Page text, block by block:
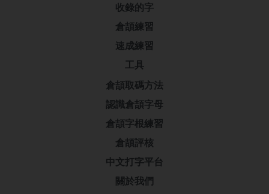
收錄的字
倉頡練習
速成練習
工具
倉頡取碼方法
認識倉頡字母
倉頡字根練習
倉頡評核
中文打字平台
關於我們